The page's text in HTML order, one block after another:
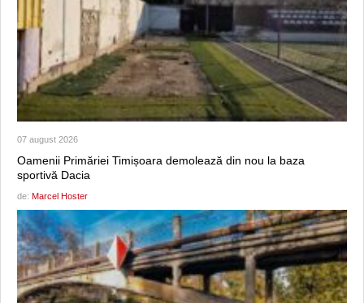
07 august 2026
Oamenii Primăriei Timișoara demolează din nou la baza
sportivă Dacia
de: Marcel Hoster